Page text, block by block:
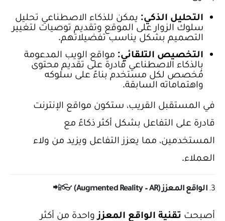
التحليل الذكي: يمكن للذكاء الاصطناعي تحليل
سلوك الزوار على الموقع وتقديم توصيات لتغيير
التصميم بشكل يناسب تفضيلاتهم.
التخصيص التلقائي: مواقع الويب المدعومة
بالذكاء الاصطناعي قادرة على تقديم محتوى
مُخصص لكل مستخدم بناءً على سلوكه
واهتماماته السابقة.
في المستقبل القريب، ستكون مواقع الإنترنت
قادرة على التفاعل بشكل أكثر ذكاءً مع
المستخدمين، مما يعزز التفاعل ويزيد من ولاء
العملاء.
3. الواقع المعزز (Augmented Reality – AR) 👓📲
أصبحت تقنية الواقع المعزز واحدة من أكثر